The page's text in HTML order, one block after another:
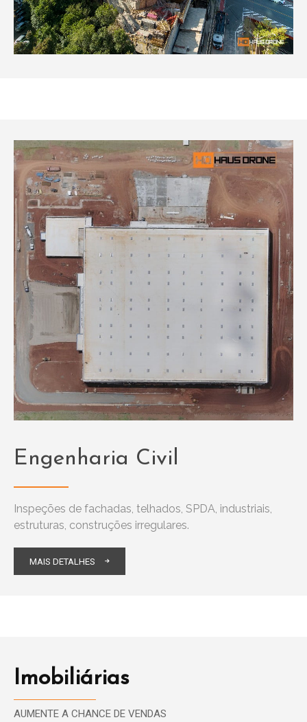
Engenharia Civil
Inspeções de fachadas, telhados, SPDA, industriais,
estruturas, construções irregulares.
MAIS DETALHES
Imobiliárias
AUMENTE A CHANCE DE VENDAS